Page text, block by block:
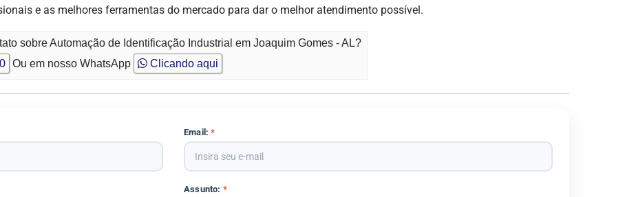
e as melhores ferramentas do mercado para dar o melhor atendimento possível.
sobre Automação de Identificação Industrial em Joaquim Gomes - AL?
Ou em nosso WhatsApp Clicando aqui
Email:*
Assunto: *